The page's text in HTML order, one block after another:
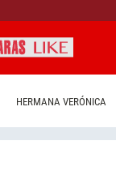
HERMANA VERÓNICA